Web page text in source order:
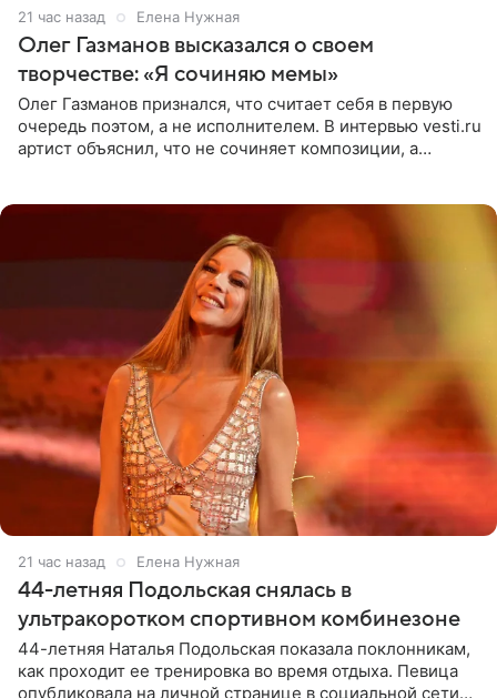
21 час назад Елена Нужная
Олег Газманов высказался о своем
творчестве: «Я сочиняю мемы»
Олег Газманов признался, что считает себя в первую
очередь поэтом, а не исполнителем. В интервью vesti.ru
артист объяснил, что не сочиняет композиции, а
21 час назад Елена Нужная
44-летняя Подольская снялась в
ультракоротком спортивном комбинезоне
44-летняя Наталья Подольская показала поклонникам,
как проходит ее тренировка во время отдыха. Певица
опубликовала на личной странице в социальной сети